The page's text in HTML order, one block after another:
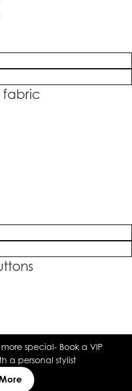
fabric
special- Book a VIP
a personal stylist